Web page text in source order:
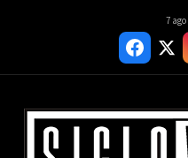
7 ago